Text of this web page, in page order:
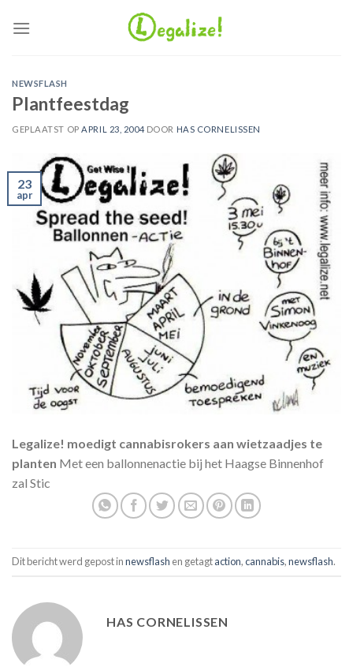
naar
NEWSFLASH
Plantfeestdag
GEPLAATST OPAPRIL 23, 2004 DOOR HAS CORNELISSEN
23
apr
Legalize! moedigt cannabisrokers aan wietzaadjes te
planten Met een ballonnenactie bij het Haagse Binnenhof
zal Stic
Dit bericht werd gepost innewsflash en getagtaction,cannabis,newsflash.
HAS CORNELISSEN